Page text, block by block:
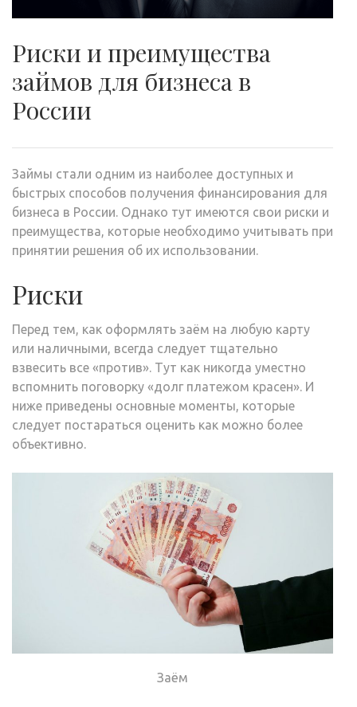
Риски и преимущества
займов для бизнеса в
России
Займы стали одним из наиболее доступных и
быстрых способов получения финансирования для
бизнеса в России. Однако тут имеются свои риски и
преимущества, которые необходимо учитывать при
принятии решения об их использовании.
Риски
Перед тем, как оформлять заём на любую карту
или наличными, всегда следует тщательно
взвесить все «против». Тут как никогда уместно
вспомнить поговорку «долг платежом красен». И
ниже приведены основные моменты, которые
следует постараться оценить как можно более
объективно.
Заём